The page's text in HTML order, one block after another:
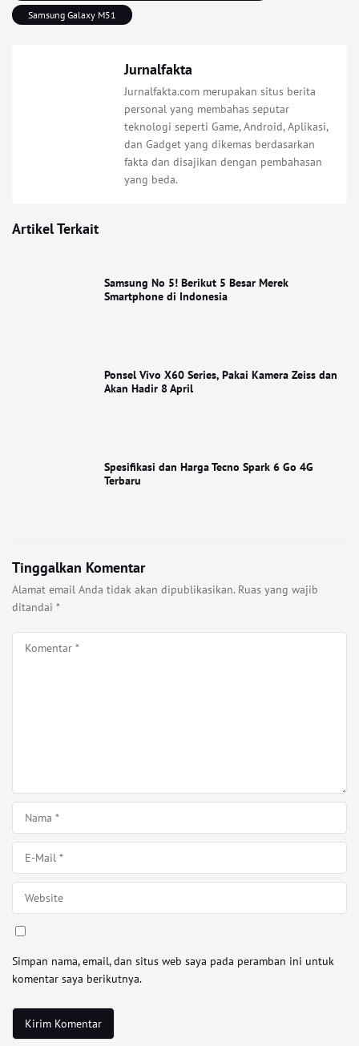
Samsung Galaxy M51
Jurnalfakta
Jurnalfakta.com merupakan situs berita
personal yang membahas seputar
teknologi seperti Game, Android, Aplikasi,
dan Gadget yang dikemas berdasarkan
fakta dan disajikan dengan pembahasan
yang beda.
Artikel Terkait
Samsung No 5! Berikut 5 Besar Merek
Smartphone di Indonesia
Ponsel Vivo X60 Series, Pakai Kamera Zeiss dan
Akan Hadir 8 April
Spesifikasi dan Harga Tecno Spark 6 Go 4G
Terbaru
Tinggalkan Komentar
Alamat email Anda tidak akan dipublikasikan. Ruas yang wajib
ditandai *
Simpan nama, email, dan situs web saya pada peramban ini untuk
komentar saya berikutnya.